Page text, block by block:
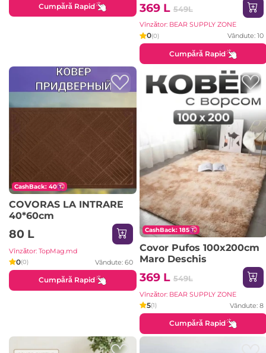
Cumpără Rapid 369 L 549L
Vînzător: BEAR SUPPLY ZONE
0(0) Vândute: 10
Cumpără Rapid
CashBack: 40
COVORAS LA INTRARE
40*60cm
80 L
Vînzător: TopMag.md
0(0) Vândute: 60
Cumpără Rapid
CashBack: 185
Covor Pufos 100x200cm
Maro Deschis
369 L 549L
Vînzător: BEAR SUPPLY ZONE
5(1) Vândute: 8
Cumpără Rapid